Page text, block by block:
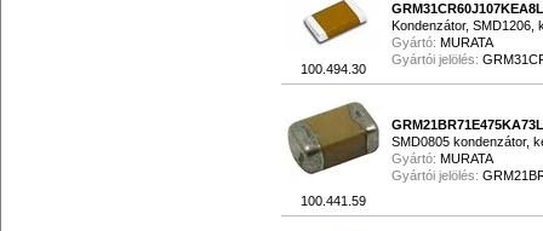
100.494.30
GRM31CR60J107KEA8L
Kondenzátor, SMD1206,
Gyártó: MURATA
Gyártói jelölés:
100.441.59
GRM21BR71E475KA73L
SMD0805 kondenzátor,
Gyártó: MURATA
Gyártói jelölés: